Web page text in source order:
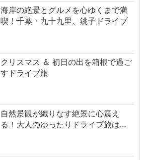
海岸の絶景とグルメを心ゆくまで満
喫！千葉・九十九里、銚子ドライブ
クリスマス ＆ 初日の出を箱根で過ご
すドライブ旅
自然景観が織りなす絶景に心震え
る！大人のゆったりドライブ旅は…